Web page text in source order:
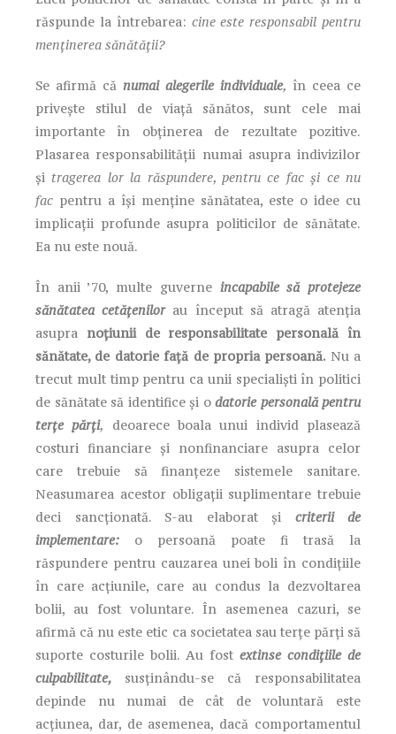
răspunde la întrebarea: cine este responsabil pentru
menținerea sănătății?
Se afirmă că numai alegerile individuale, în ceea ce
privește stilul de viață sănătos, sunt cele mai
importante în obținerea de rezultate pozitive.
Plasarea responsabilității numai asupra indivizilor
și tragerea lor la răspundere, pentru ce fac și ce nu
fac pentru a își menține sănătatea, este o idee cu
implicații profunde asupra politicilor de sănătate.
Ea nu este nouă.
În anii ’70, multe guverne incapabile să protejeze
sănătatea cetățenilorau început să atragă atenția
asupra noțiunii de responsabilitate personală în
sănătate, de datorie față de propria persoană. Nu a
trecut mult timp pentru ca unii specialiști în politici
de sănătate să identifice și o datorie personală pentru
terțe părți, deoarece boala unui individ plasează
costuri financiare și nonfinanciare asupra celor
care trebuie să finanțeze sistemele sanitare.
Neasumarea acestor obligații suplimentare trebuie
deci sancționată. S-au elaborat și criterii de
implementare: o persoană poate fi trasă la
răspundere pentru cauzarea unei boli în condițiile
în care acțiunile, care au condus la dezvoltarea
bolii, au fost voluntare. În asemenea cazuri, se
afirmă că nu este etic ca societatea sau terțe părți să
suporte costurile bolii. Au fost extinse condițiile de
culpabilitate, susținându-se că responsabilitatea
depinde nu numai de cât de voluntară este
acțiunea, dar, de asemenea, dacă comportamentul